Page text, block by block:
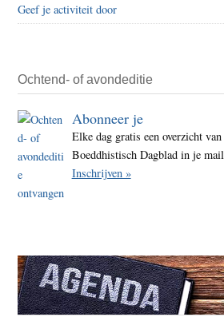
Geef je activiteit door
Ochtend- of avondeditie
Abonneer je
Elke dag gratis een overzicht
Boeddhistisch Dagblad in je
Inschrijven »